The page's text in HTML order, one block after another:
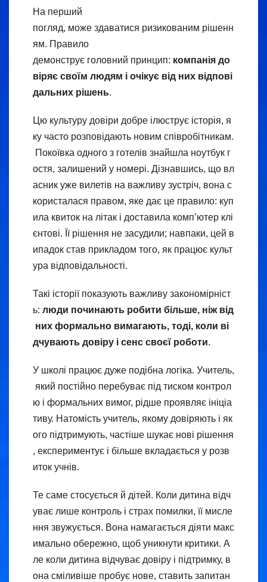
На перший
погляд, може здаватися ризикованим рішенн
ям. Правило
демонструє головний принцип: компанія до
віряє своїм людям і очікує від них відпові
дальних рішень.
Цю культуру довіри добре ілюструє історія, я
ку часто розповідають новим співробітникам.
Покоївка одного з готелів знайшла ноутбук г
остя, залишений у номері. Дізнавшись, що вл
асник уже вилетів на важливу зустріч, вона с
користалася правом, яке дає це правило: куп
ила квиток на літак і доставила комп’ютер клі
єнтові. Її рішення не засудили; навпаки, цей в
ипадок став прикладом того, як працює культ
ура відповідальності.
Такі історії показують важливу закономірніст
ь: люди починають робити більше, ніж від
них формально вимагають, тоді, коли ві
дчувають довіру і сенс своєї роботи.
У школі працює дуже подібна логіка. Учитель,
який постійно перебуває під тиском контрол
ю і формальних вимог, рідше проявляє ініціа
тиву. Натомість учитель, якому довіряють і як
ого підтримують, частіше шукає нові рішення
, експериментує і більше вкладається у розв
иток учнів.
Те саме стосується й дітей. Коли дитина відч
уває лише контроль і страх помилки, її мисле
ння звужується. Вона намагається діяти макс
имально обережно, щоб уникнути критики. А
ле коли дитина відчуває довіру і підтримку, в
она сміливіше пробує нове, ставить запитан